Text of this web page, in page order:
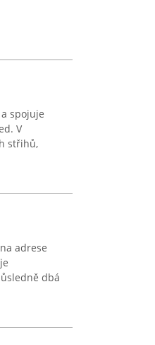
spojuje
V
střihů,
adrese
dbá